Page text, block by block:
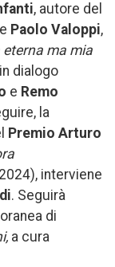
, autore del
Paolo Valoppi,
ma mia
dialogo
e Remo
la
Premio Arturo
interviene
. Seguirà
di
a cura